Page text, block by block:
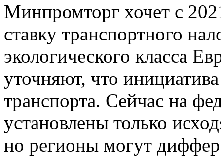
Минпромторг хочет с
ставку транспортного
экологического класса
уточняют, что
транспорта. Сейчас на
установлены только
но регионы могут